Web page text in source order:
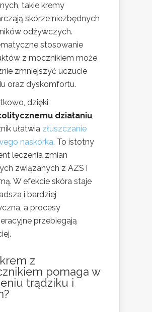
takie kremy
skórze niezbędnych
odżywczych.
stosowanie
z mocznikiem może
zmniejszyć uczucie
oraz dyskomfortu.
dzięki
działaniu,
ułatwia złuszczanie
naskórka. To istotny
leczenia zmian
związanych z AZS i
W efekcie skóra staje
i bardziej
a procesy
przebiegają
z
pomaga w
trądziku i